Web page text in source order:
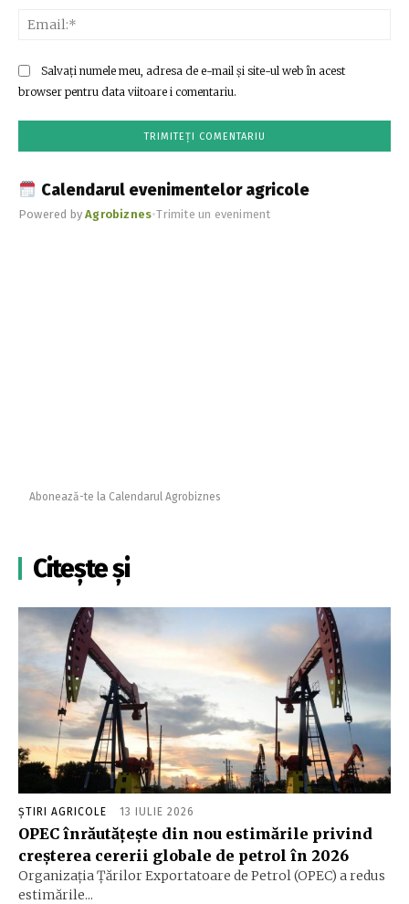
Salvați numele meu, adresa de e-mail și site-ul web în acest
browser pentru data viitoare i comentariu.
Calendarul evenimentelor agricole
Powered byAgrobiznes•Trimite un eveniment
Abonează-te la Calendarul Agrobiznes
Citește și
ȘTIRI AGRICOLE 13 IULIE 2026
OPEC înrăutăţeşte din nou estimările privind
creşterea cererii globale de petrol în 2026
Organizaţia Ţărilor Exportatoare de Petrol (OPEC) a redus
estimările...